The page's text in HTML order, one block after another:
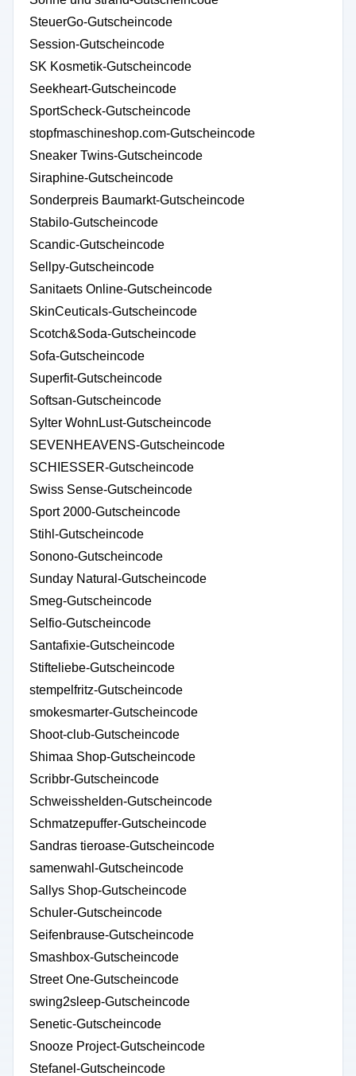
SteuerGo-Gutscheincode
Session-Gutscheincode
SK Kosmetik-Gutscheincode
Seekheart-Gutscheincode
SportScheck-Gutscheincode
stopfmaschineshop.com-Gutscheincode
Sneaker Twins-Gutscheincode
Siraphine-Gutscheincode
Sonderpreis Baumarkt-Gutscheincode
Stabilo-Gutscheincode
Scandic-Gutscheincode
Sellpy-Gutscheincode
Sanitaets Online-Gutscheincode
SkinCeuticals-Gutscheincode
Scotch&Soda-Gutscheincode
Sofa-Gutscheincode
Superfit-Gutscheincode
Softsan-Gutscheincode
Sylter WohnLust-Gutscheincode
SEVENHEAVENS-Gutscheincode
SCHIESSER-Gutscheincode
Swiss Sense-Gutscheincode
Sport 2000-Gutscheincode
Stihl-Gutscheincode
Sonono-Gutscheincode
Sunday Natural-Gutscheincode
Smeg-Gutscheincode
Selfio-Gutscheincode
Santafixie-Gutscheincode
Stifteliebe-Gutscheincode
stempelfritz-Gutscheincode
smokesmarter-Gutscheincode
Shoot-club-Gutscheincode
Shimaa Shop-Gutscheincode
Scribbr-Gutscheincode
Schweisshelden-Gutscheincode
Schmatzepuffer-Gutscheincode
Sandras tieroase-Gutscheincode
samenwahl-Gutscheincode
Sallys Shop-Gutscheincode
Schuler-Gutscheincode
Seifenbrause-Gutscheincode
Smashbox-Gutscheincode
Street One-Gutscheincode
swing2sleep-Gutscheincode
Senetic-Gutscheincode
Snooze Project-Gutscheincode
Stefanel-Gutscheincode